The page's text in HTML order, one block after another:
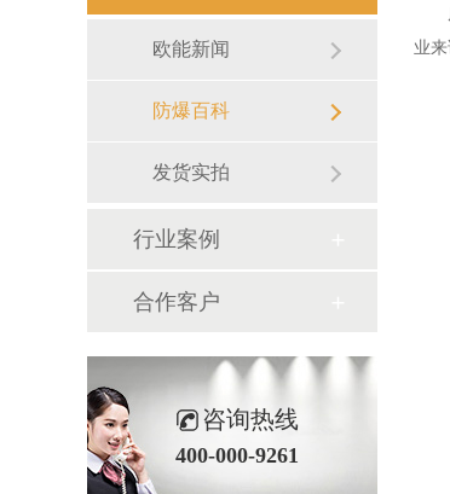
业
欧能新闻
防爆百科
发货实拍
行业案例
合作客户
咨询热线
400-000-9261